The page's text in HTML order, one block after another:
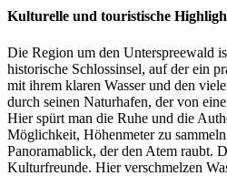
Kulturelle und touristische
Die Region um den Unterspreewald
historische Schlossinsel, auf der ein
mit ihrem klaren Wasser und den
durch seinen Naturhafen, der von
Hier spürt man die Ruhe und die
Möglichkeit, Höhenmeter zu
Panoramablick, der den Atem raubt.
Kulturfreunde. Hier verschmelzen